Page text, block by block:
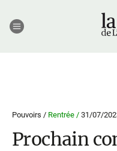
Pouvoirs / Rentrée / 31/07/
Prochain